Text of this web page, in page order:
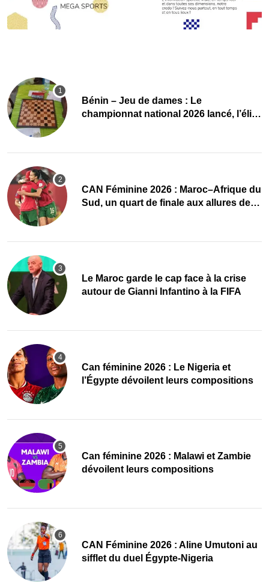
Bénin – Jeu de dames : Le
championnat national 2026 lancé, l’élite
CAN Féminine 2026 : Maroc–Afrique du
Sud, un quart de finale aux allures de
Le Maroc garde le cap face à la crise
autour de Gianni Infantino à la FIFA
‎Can féminine 2026 : Le Nigeria et
l’Égypte dévoilent leurs compositions
‎Can féminine 2026 : Malawi et Zambie
dévoilent leurs compositions
‎CAN Féminine 2026 : Aline Umutoni au
sifflet du duel Égypte-Nigeria